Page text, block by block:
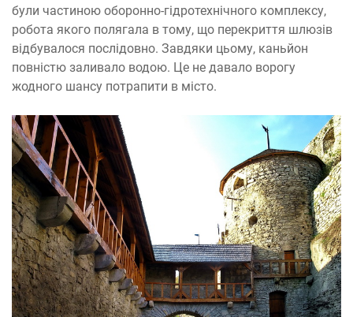
були частиною оборонно-гідротехнічного комплексу,
робота якого полягала в тому, що перекриття шлюзів
відбувалося послідовно. Завдяки цьому, каньйон
повністю заливало водою. Це не давало ворогу
жодного шансу потрапити в місто.